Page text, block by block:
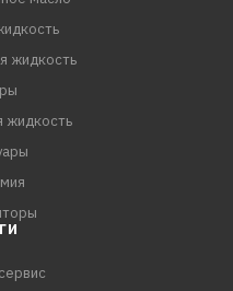
жидкость